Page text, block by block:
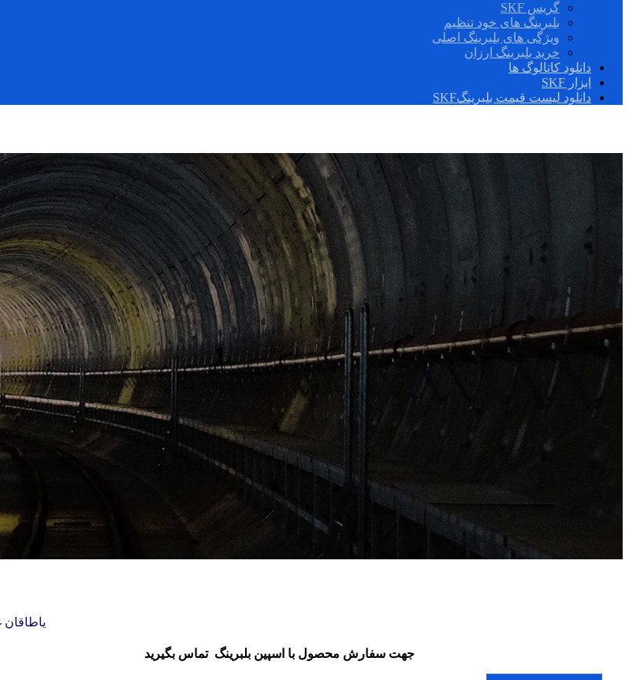
گریس SKF
بلبرینگ های خود تنظیم
ویژگی های بلبرینگ اصلی
خرید بلبرینگ ارزان
دانلود کاتالوگ ها
ابزار SKF
دانلود لیست قیمت بلبرینگSKF
جهت سفارش محصول با اسپین بلبرینگ تماس بگیرید